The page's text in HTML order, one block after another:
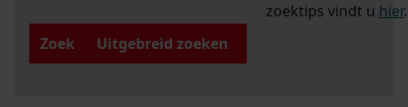
zoektips vindt u hier.
Zoek
Uitgebreid zoeken